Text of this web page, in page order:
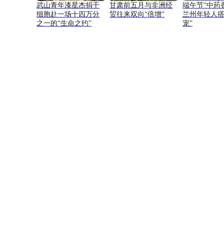
武山青年漆星杰捐干
细胞赴一场十四万分
之一的“生命之约”
甘肃前五月与非洲经
贸往来双向“倍增”
端午节“中药
兰州年轻人
宠”